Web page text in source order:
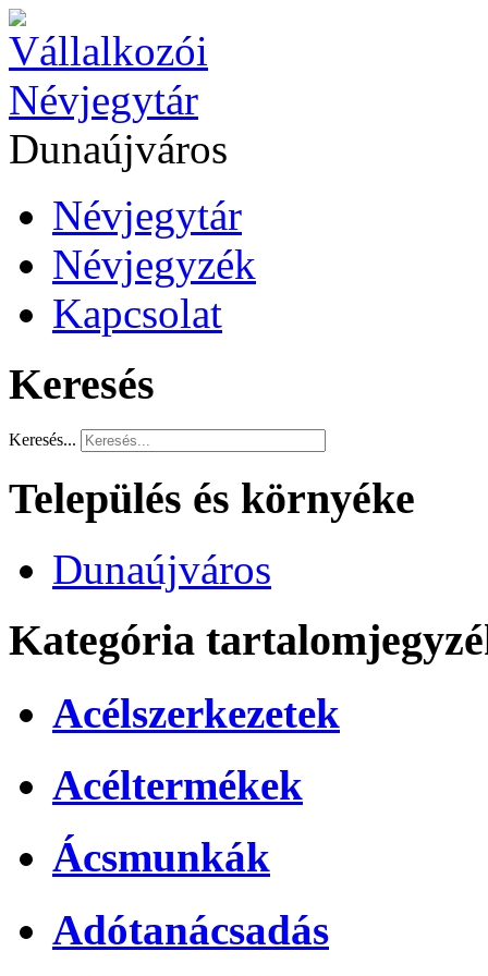
Dunaújváros
Névjegytár
Névjegyzék
Kapcsolat
Keresés
Keresés...
Település és környéke
Dunaújváros
Kategória
Acélszerkezetek
Acéltermékek
Ácsmunkák
Adótanácsadás